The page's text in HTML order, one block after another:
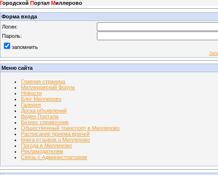
Городской Портал Миллерово
Форма входа
Логин:
Пароль:
запомнить
Меню сайта
Главная страница
Миллеровский Форум
Новости
Блог Миллерово
Галерея
Доска объявлений
Видео Портала
Бизнес справочник
Общественный транспорт в Миллерово
Расписание приема врачей
Книга отзывов о Миллерово
Погода в Миллерово
Рекламодателям
Связь с Администратором